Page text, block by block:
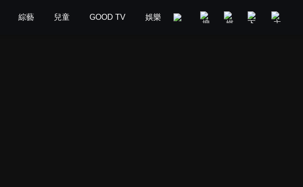
綜藝 兒童 GOOD TV 娛樂 美食旅遊 新聞政論